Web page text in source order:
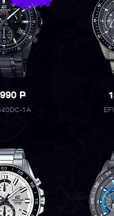
P
1A